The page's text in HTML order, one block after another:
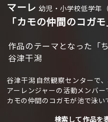
マーレ 幼児・小学校低学年
「カモの仲間のコガモ
作品のテーマとなった「
谷津干潟
谷津干潟自然観察センターで
アーレンジャーの活動メンバ
カモの仲間のコガモが池で泳い
検索して作品を